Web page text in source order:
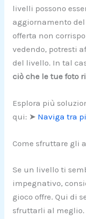
livelli possono
aggiornamento
offerta non
vedendo, potresti
del livello. In tal
ciò che le tue foto
Esplora più
qui: ➤ Naviga tra
Come sfruttare gli
Se un livello ti
impegnativo,
gioco offre. Qui di
sfruttarli al meglio.